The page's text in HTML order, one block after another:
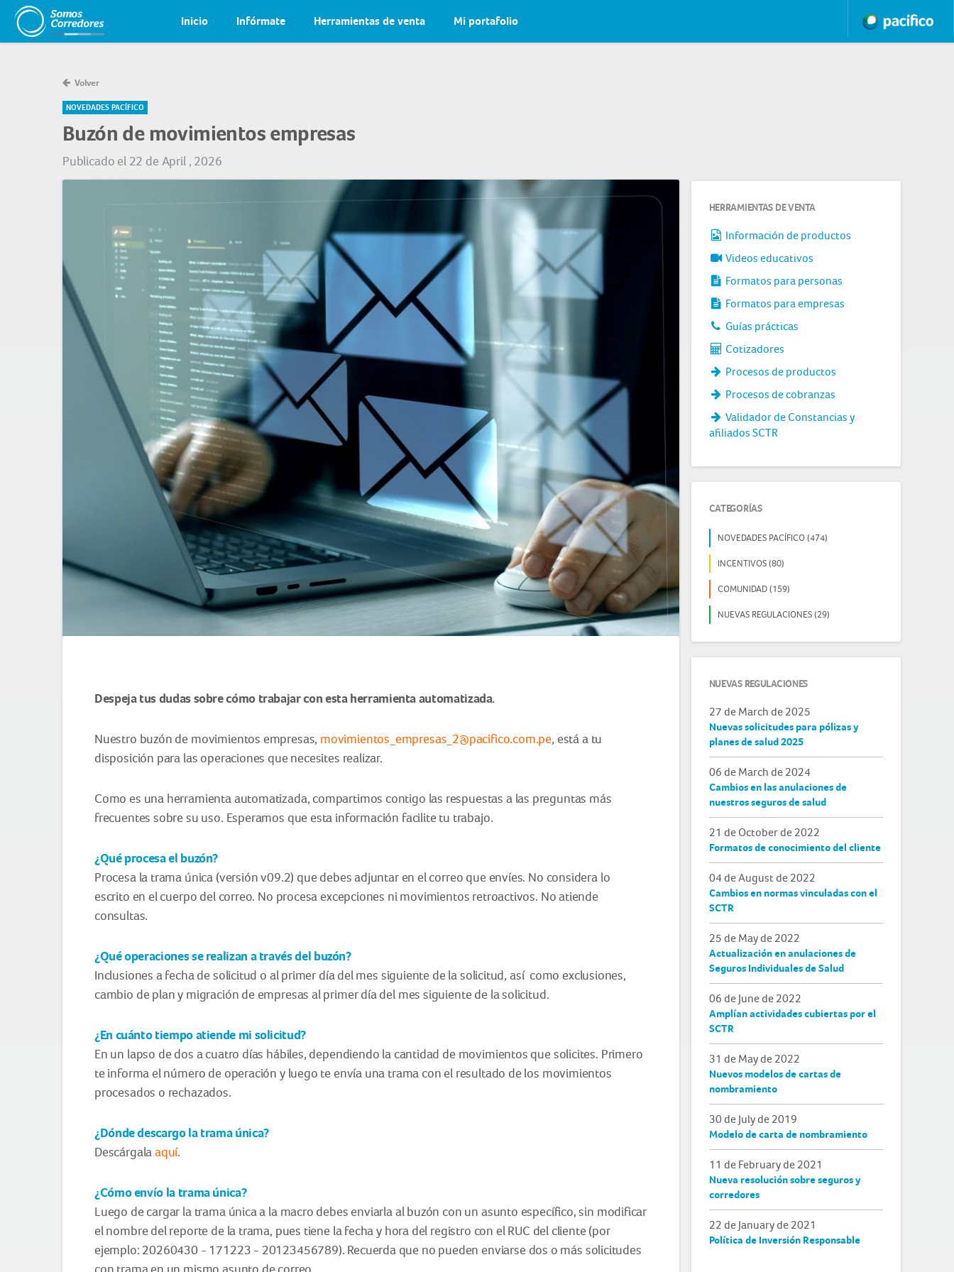
Inicio Infórmate Herramientas de venta Mi portafolio
Volver
NOVEDADES PACÍFICO
Buzón de movimientos empresas
Publicado el 22 de April , 2026
Despeja tus dudas sobre cómo trabajar con esta herramienta automatizada.
Nuestro buzón de movimientos empresas, movimientos_empresas_2@pacifico.com.pe, está a tu
disposición para las operaciones que necesites realizar.
Como es una herramienta automatizada, compartimos contigo las respuestas a las preguntas más
frecuentes sobre su uso. Esperamos que esta información facilite tu trabajo.
¿Qué procesa el buzón?
Procesa la trama única (versión v09.2) que debes adjuntar en el correo que envíes. No considera lo
escrito en el cuerpo del correo. No procesa excepciones ni movimientos retroactivos. No atiende
consultas.
¿Qué operaciones se realizan a través del buzón?
Inclusiones a fecha de solicitud o al primer día del mes siguiente de la solicitud, así como exclusiones,
cambio de plan y migración de empresas al primer día del mes siguiente de la solicitud.
¿En cuánto tiempo atiende mi solicitud?
En un lapso de dos a cuatro días hábiles, dependiendo la cantidad de movimientos que solicites. Primero
te informa el número de operación y luego te envía una trama con el resultado de los movimientos
procesados o rechazados.
¿Dónde descargo la trama única?
Descárgalaaquí.
¿Cómo envío la trama única?
Luego de cargar la trama única a la macro debes enviarla al buzón con un asunto específico, sin modificar
el nombre del reporte de la trama, pues tiene la fecha y hora del registro con el RUC del cliente (por
ejemplo: 20260430 - 171223 - 20123456789). Recuerda que no pueden enviarse dos o más solicitudes
con trama en un mismo asunto de correo.
HERRAMIENTAS DE VENTA
Información de productos
Videos educativos
Formatos para personas
Formatos para empresas
Guías prácticas
Cotizadores
Procesos de productos
Procesos de cobranzas
Validador de Constancias y
afiliados SCTR
CATEGORÍAS
NOVEDADES PACÍFICO (474)
INCENTIVOS (80)
COMUNIDAD (159)
NUEVAS REGULACIONES (29)
NUEVAS REGULACIONES
27 de March de 2025
Nuevas solicitudes para pólizas y
planes de salud 2025
06 de March de 2024
Cambios en las anulaciones de
nuestros seguros de salud
21 de October de 2022
Formatos de conocimiento del cliente
04 de August de 2022
Cambios en normas vinculadas con el
SCTR
25 de May de 2022
Actualización en anulaciones de
Seguros Individuales de Salud
06 de June de 2022
Amplían actividades cubiertas por el
SCTR
31 de May de 2022
Nuevos modelos de cartas de
nombramiento
30 de July de 2019
Modelo de carta de nombramiento
11 de February de 2021
Nueva resolución sobre seguros y
corredores
22 de January de 2021
Política de Inversión Responsable